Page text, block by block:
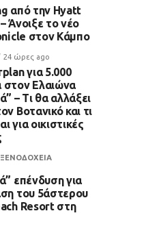
από την Hyatt
Άνοιξε το νέο
στον Κάμπο
24 ώρες ago
για 5.000
στον Ελαιώνα
– Τι θα αλλάξει
Βοτανικό και τι
για οικιστικές
επένδυση για
του 5άστερου
Resort στη